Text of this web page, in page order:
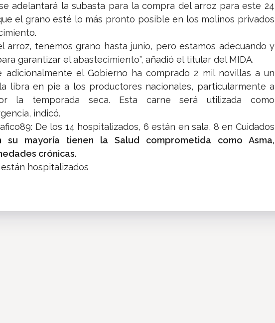
adelantará la subasta para la compra del arroz para este 24
el grano esté lo más pronto posible en los molinos privados
arroz, tenemos grano hasta junio, pero estamos adecuando y
garantizar el abastecimiento”, añadió el titular del MIDA.
adicionalmente el Gobierno ha comprado 2 mil novillas a un
libra en pie a los productores nacionales, particularmente a
la temporada seca. Esta carne será utilizada como
indicó.
De los 14 hospitalizados, 6 están en sala, 8 en Cuidados
su mayoría tienen la Salud comprometida como Asma,
crónicas.
hospitalizados